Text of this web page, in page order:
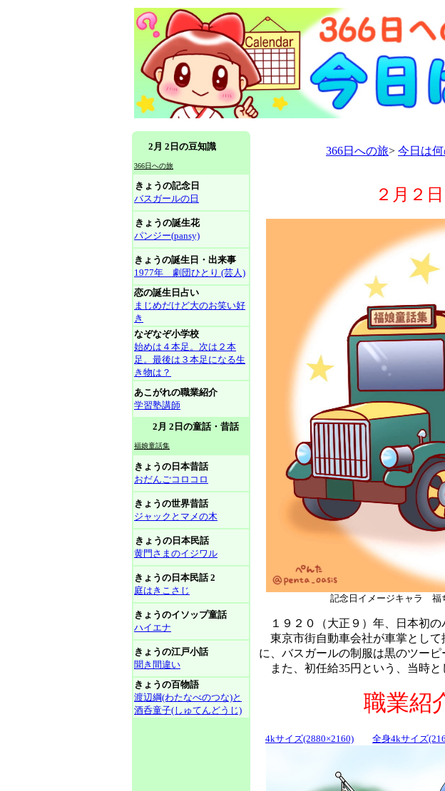
2月 2日の豆知識
366日への旅
きょうの記念日
バスガールの日
きょうの誕生花
パンジー(pansy)
きょうの誕生日・出来事
1977年 劇団ひとり (芸人)
恋の誕生日占い
まじめだけど大のお笑い好
き
なぞなぞ小学校
始めは４本足。次は２本
足。最後は３本足になる生
き物は？
あこがれの職業紹介
学習塾講師
2月 2日の童話・昔話
福娘童話集
きょうの日本昔話
おだんごコロコロ
きょうの世界昔話
ジャックとマメの木
きょうの日本民話
黄門さまのイジワル
きょうの日本民話 2
庭はきこさじ
きょうのイソップ童話
ハイエナ
きょうの江戸小話
聞き間違い
きょうの百物語
渡辺綱(わたなべのつな)と
酒呑童子(しゅてんどうじ)
366日への旅> 今日は何
２月２
記念日イメージキャラ
１９２０（大正９）年、日本初の
東京市街自動車会社が車掌として
に、バスガールの制服は黒のツー
また、初任給35円という、当時と
職業紹
4kサイズ(2880×2160) 全身4kサイズ